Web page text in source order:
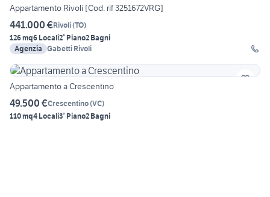
Appartamento Rivoli [Cod. rif 3251672VRG]
441.000 €Rivoli(TO)
126 mq6 Locali2° Piano2 Bagni
Agenzia Gabetti Rivoli
Appartamento a Crescentino
49.500 €Crescentino(VC)
110 mq4 Locali3° Piano2 Bagni